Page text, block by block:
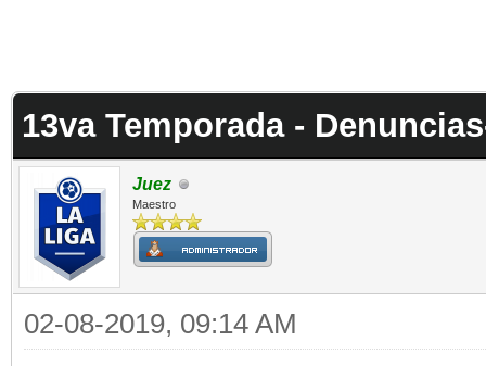
13va Temporada -
Juez
Maestro
02-08-2019, 09:14 AM